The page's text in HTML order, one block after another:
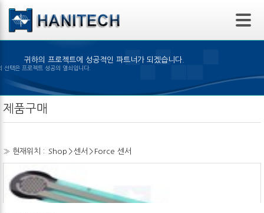
본문 바로가기
귀하의 프로젝트에 성공적인 파트너가 되겠습니다.
제품의 선택은 프로젝트 성공의 열쇠입니다.
제품구매
» 현재위치 : Shop >센서 > Force 센서